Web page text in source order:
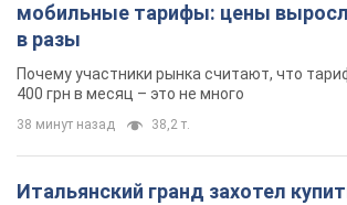
мобильные тарифы: цены
в разы
Почему участники рынка считают, что
400 грн в месяц – это не много
38 минут назад 38,2 т.
Итальянский гранд захотел